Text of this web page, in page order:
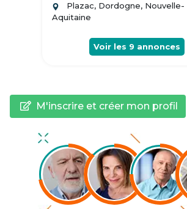
Plazac, Dordogne, Nouvelle-
Aquitaine
Voir les 9 annonces
M'inscrire et créer mon profil